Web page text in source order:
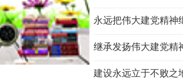
永远把伟大建党精神
继承发扬伟大建党精
建设永远立于不败之